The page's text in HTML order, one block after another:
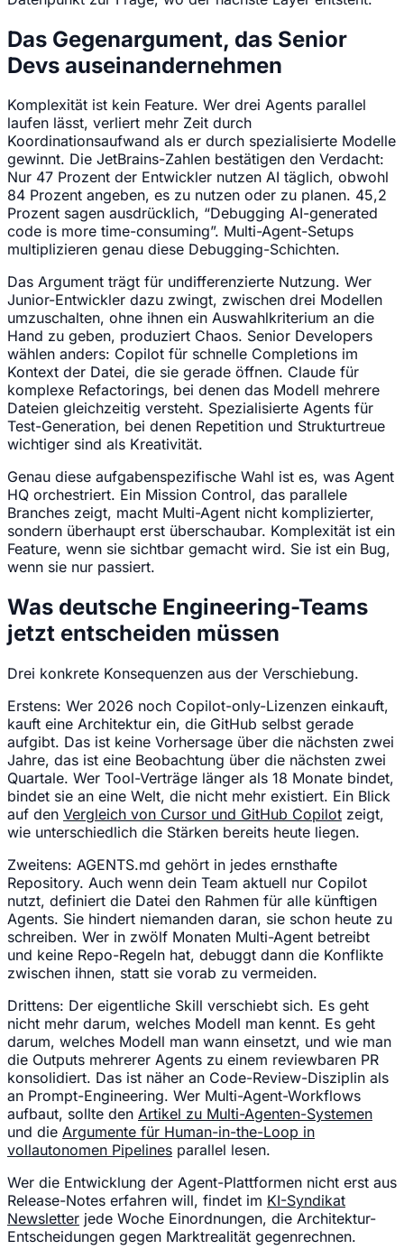
Das Gegenargument, das Senior
Devs auseinandernehmen
Komplexität ist kein Feature. Wer drei Agents parallel
laufen lässt, verliert mehr Zeit durch
Koordinationsaufwand als er durch spezialisierte Modelle
gewinnt. Die JetBrains-Zahlen bestätigen den Verdacht:
Nur 47 Prozent der Entwickler nutzen AI täglich, obwohl
84 Prozent angeben, es zu nutzen oder zu planen. 45,2
Prozent sagen ausdrücklich, “Debugging AI-generated
code is more time-consuming”. Multi-Agent-Setups
multiplizieren genau diese Debugging-Schichten.
Das Argument trägt für undifferenzierte Nutzung. Wer
Junior-Entwickler dazu zwingt, zwischen drei Modellen
umzuschalten, ohne ihnen ein Auswahlkriterium an die
Hand zu geben, produziert Chaos. Senior Developers
wählen anders: Copilot für schnelle Completions im
Kontext der Datei, die sie gerade öffnen. Claude für
komplexe Refactorings, bei denen das Modell mehrere
Dateien gleichzeitig versteht. Spezialisierte Agents für
Test-Generation, bei denen Repetition und Strukturtreue
wichtiger sind als Kreativität.
Genau diese aufgabenspezifische Wahl ist es, was Agent
HQ orchestriert. Ein Mission Control, das parallele
Branches zeigt, macht Multi-Agent nicht komplizierter,
sondern überhaupt erst überschaubar. Komplexität ist ein
Feature, wenn sie sichtbar gemacht wird. Sie ist ein Bug,
wenn sie nur passiert.
Was deutsche Engineering-Teams
jetzt entscheiden müssen
Drei konkrete Konsequenzen aus der Verschiebung.
Erstens: Wer 2026 noch Copilot-only-Lizenzen einkauft,
kauft eine Architektur ein, die GitHub selbst gerade
aufgibt. Das ist keine Vorhersage über die nächsten zwei
Jahre, das ist eine Beobachtung über die nächsten zwei
Quartale. Wer Tool-Verträge länger als 18 Monate bindet,
bindet sie an eine Welt, die nicht mehr existiert. Ein Blick
auf den Vergleich von Cursor und GitHub Copilot zeigt,
wie unterschiedlich die Stärken bereits heute liegen.
Zweitens: AGENTS.md gehört in jedes ernsthafte
Repository. Auch wenn dein Team aktuell nur Copilot
nutzt, definiert die Datei den Rahmen für alle künftigen
Agents. Sie hindert niemanden daran, sie schon heute zu
schreiben. Wer in zwölf Monaten Multi-Agent betreibt
und keine Repo-Regeln hat, debuggt dann die Konflikte
zwischen ihnen, statt sie vorab zu vermeiden.
Drittens: Der eigentliche Skill verschiebt sich. Es geht
nicht mehr darum, welches Modell man kennt. Es geht
darum, welches Modell man wann einsetzt, und wie man
die Outputs mehrerer Agents zu einem reviewbaren PR
konsolidiert. Das ist näher an Code-Review-Disziplin als
an Prompt-Engineering. Wer Multi-Agent-Workflows
aufbaut, sollte den Artikel zu Multi-Agenten-Systemen
und die Argumente für Human-in-the-Loop in
vollautonomen Pipelines parallel lesen.
Wer die Entwicklung der Agent-Plattformen nicht erst aus
Release-Notes erfahren will, findet im KI-Syndikat
Newsletter jede Woche Einordnungen, die Architektur-
Entscheidungen gegen Marktrealität gegenrechnen.